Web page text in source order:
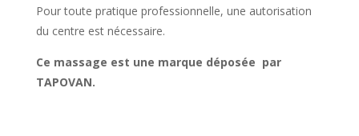
Pour toute pratique professionnelle, une autorisation
du centre est nécessaire.
Ce massage est une marque déposée par
TAPOVAN.